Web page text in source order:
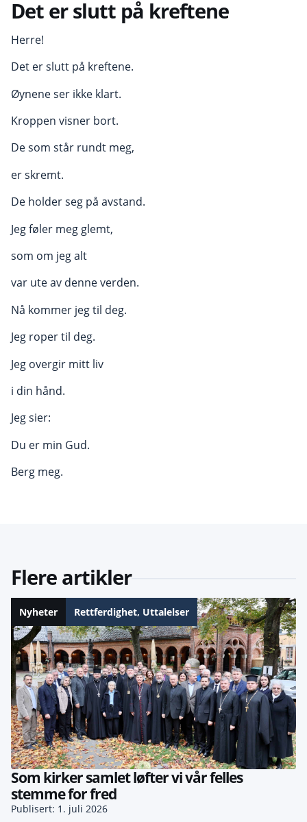
Det er slutt på kreftene
Herre!
Det er slutt på kreftene.
Øynene ser ikke klart.
Kroppen visner bort.
De som står rundt meg,
er skremt.
De holder seg på avstand.
Jeg føler meg glemt,
som om jeg alt
var ute av denne verden.
Nå kommer jeg til deg.
Jeg roper til deg.
Jeg overgir mitt liv
i din hånd.
Jeg sier:
Du er min Gud.
Berg meg.
Flere artikler
Nyheter Rettferdighet, Uttalelser
Som kirker samlet løfter vi vår felles
stemme for fred
Publisert: 1. juli 2026